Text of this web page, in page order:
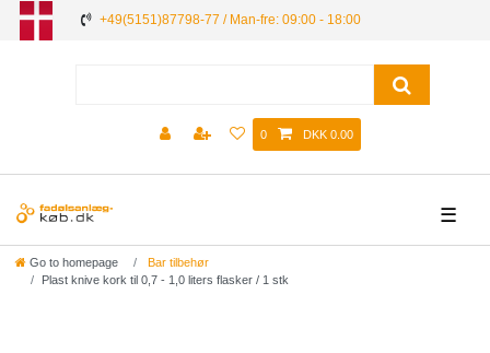
+49(5151)87798-77 / Man-fre: 09:00 - 18:00
0 DKK 0.00
☰
Go to homepage
Bar tilbehør
Plast knive kork til 0,7 - 1,0 liters flasker / 1 stk